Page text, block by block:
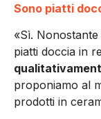
Sono piatti
«Sì.
piatti doccia in
proponiamo al
prodotti in